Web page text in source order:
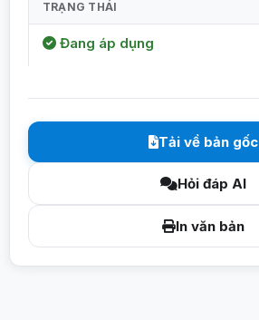
TRẠNG THÁI
Đang áp dụng
Tải về bản gốc
Hỏi đáp AI
In văn bản